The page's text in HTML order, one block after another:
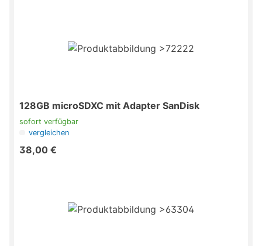
128GB microSDXC mit Adapter SanDisk
sofort verfügbar
vergleichen
38,00 €